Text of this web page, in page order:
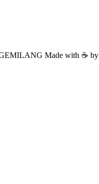
Made with ☕ by